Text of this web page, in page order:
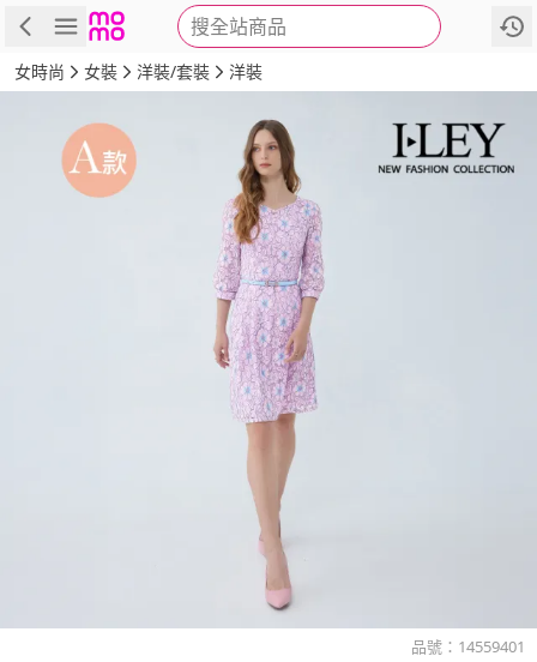
搜全站商品
商品 評價 詳情
女時尚 女裝 洋裝/套裝 洋裝
品號： 14559401